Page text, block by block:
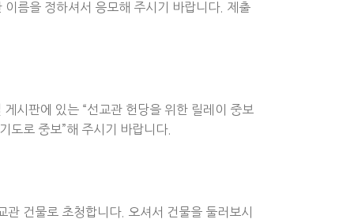
름을 정하셔서 응모해 주시기 바랍니다. 제출
시판에 있는 “선교관 헌당을 위한 릴레이 중보
도로 중보”해 주시기 바랍니다.
건물로 초청합니다. 오셔서 건물을 둘러보시